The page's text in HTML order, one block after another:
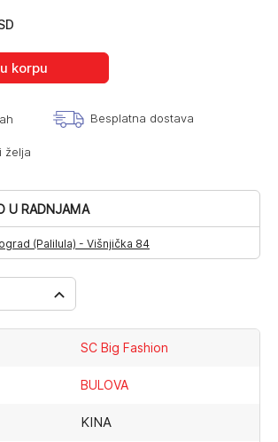
korpu
Besplatna dostava
želja
U RADNJAMA
(Palilula) - Višnjička 84
SC Big Fashion
BULOVA
KINA